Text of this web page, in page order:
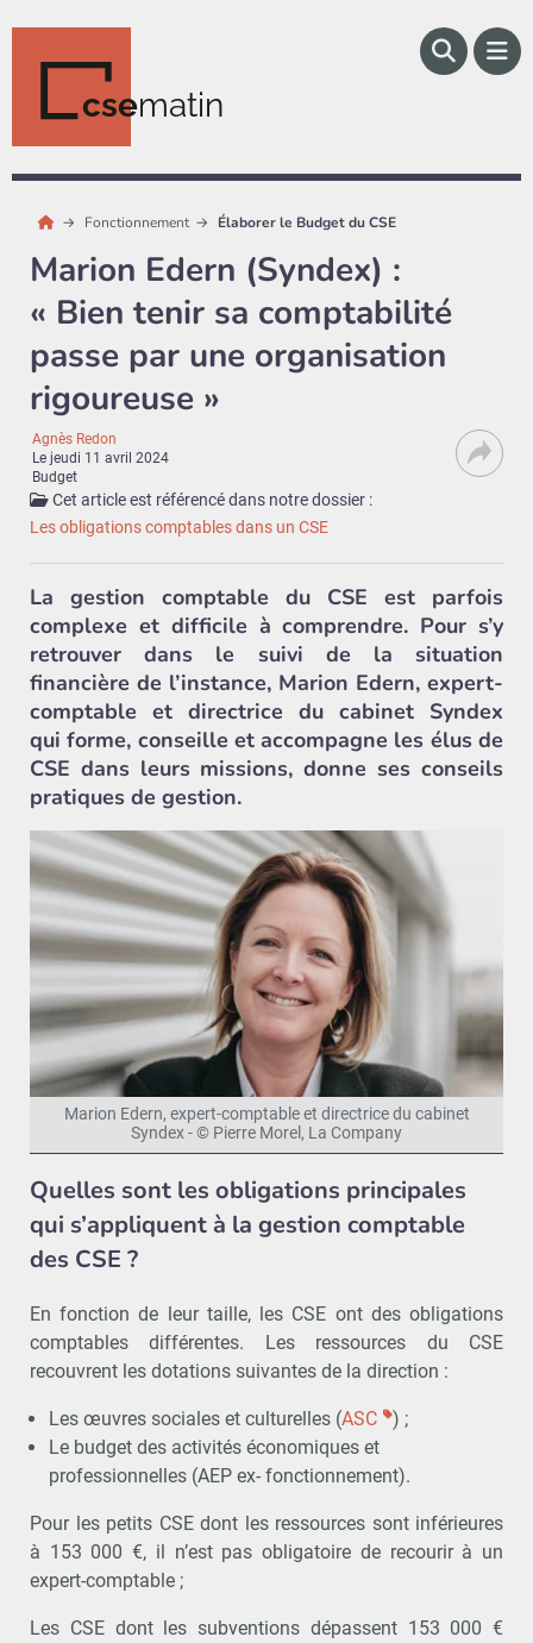
csematin
Fonctionnement Élaborer le Budget du CSE
Marion Edern (Syndex) :
« Bien tenir sa comptabilité
passe par une organisation
rigoureuse »
Agnès Redon
Lejeudi 11 avril 2024
Budget
Cet article est référencé dans notre dossier :
Les obligations comptables dans un CSE
La gestion comptable du CSE est parfois
complexe et difficile à comprendre. Pour s’y
retrouver dans le suivi de la situation
financière de l’instance, Marion Edern, expert-
comptable et directrice du cabinet Syndex
qui forme, conseille et accompagne les élus de
CSE dans leurs missions, donne ses conseils
pratiques de gestion.
Marion Edern, expert-comptable et directrice du cabinet
Syndex - © Pierre Morel, La Company
Quelles sont les obligations principales
qui s’appliquent à la gestion comptable
des CSE ?
En fonction de leur taille, les CSE ont des obligations
comptables différentes. Les ressources du CSE
recouvrent les dotations suivantes de la direction :
Les œuvres sociales et culturelles (ASC
) ;
Le budget des activités économiques et
professionnelles (AEP ex- fonctionnement).
Pour les petits CSE dont les ressources sont inférieures
à 153 000 €, il n’est pas obligatoire de recourir à un
expert-comptable ;
Les CSE dont les subventions dépassent 153 000 €